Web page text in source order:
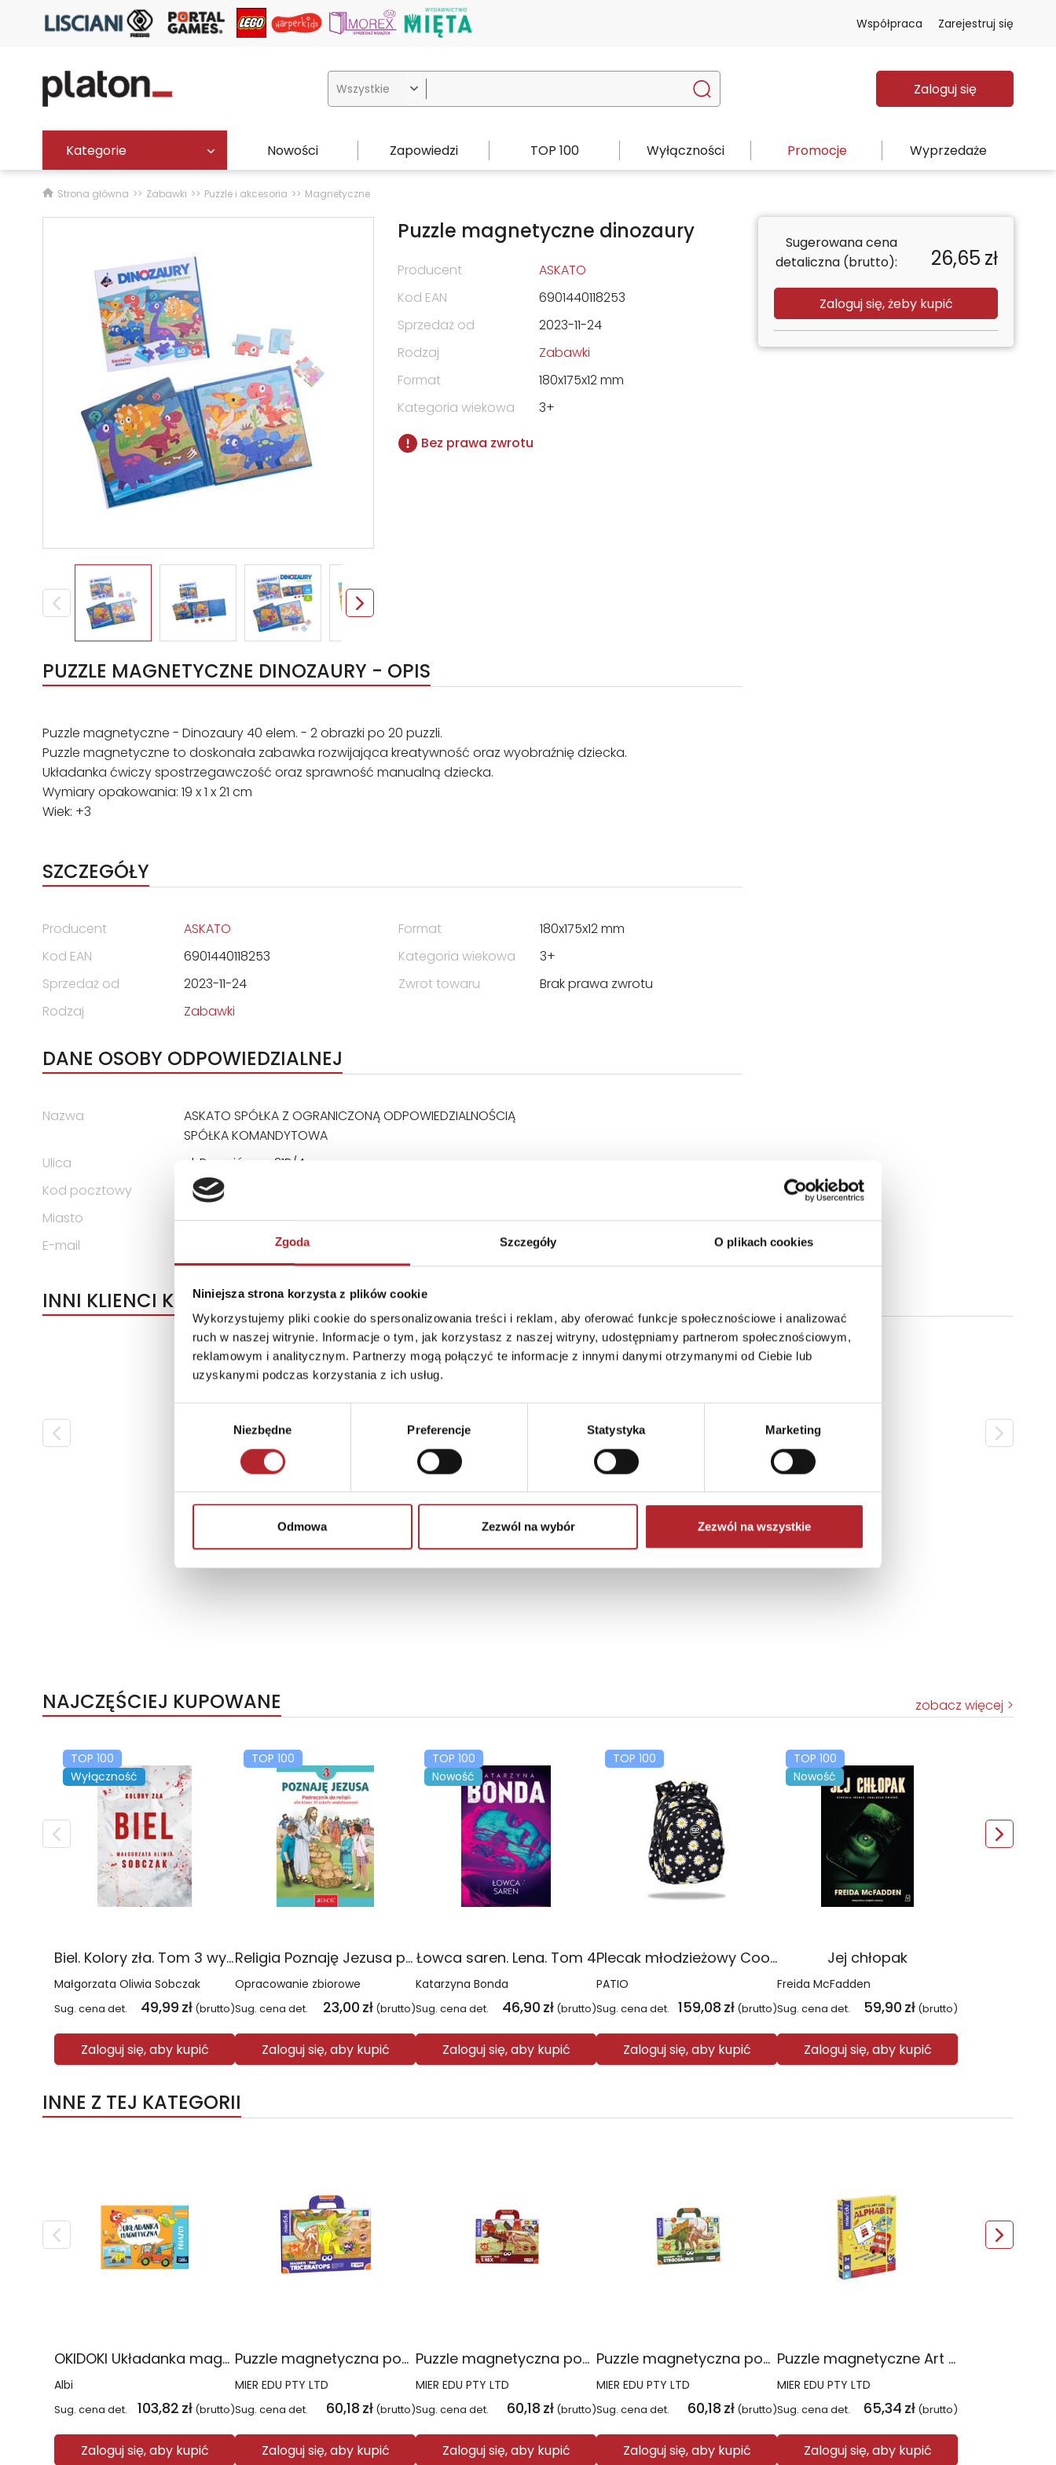
Zgoda Szczegóły O plikach cookies
Niniejsza strona korzysta z plików cookie
Wykorzystujemy pliki cookie do spersonalizowania treści i reklam, aby oferować funkcje społecznościowe i analizować
ruch w naszej witrynie. Informacje o tym, jak korzystasz z naszej witryny, udostępniamy partnerom społecznościowym,
reklamowym i analitycznym. Partnerzy mogą połączyć te informacje z innymi danymi otrzymanymi od Ciebie lub
uzyskanymi podczas korzystania z ich usług.
Niezbędne Preferencje Statystyka Marketing
Odmowa Zezwól na wybór Zezwól na wszystkie
Współpraca Zarejestruj się
 Zaloguj się
Kategorie Nowości Zapowiedzi TOP 100 Wyłączności Promocje Wyprzedaże
Strona główna Zabawki Puzzle i akcesoria Magnetyczne
Puzzle magnetyczne dinozaury
Producent
ASKATO
Kod EAN
6901440118253
Sprzedaż od
2023-11-24
Rodzaj
Zabawki
Format
180x175x12 mm
Kategoria wiekowa
3+
Bez prawa zwrotu
PUZZLE MAGNETYCZNE DINOZAURY - OPIS
Puzzle magnetyczne - Dinozaury 40 elem. - 2 obrazki po 20 puzzli.
Puzzle magnetyczne to doskonała zabawka rozwijająca kreatywność oraz wyobraźnię dziecka.
Układanka ćwiczy spostrzegawczość oraz sprawność manualną dziecka.
Wymiary opakowania: 19 x 1 x 21 cm
Wiek: +3
SZCZEGÓŁY
Producent
ASKATO
Kod EAN
6901440118253
Sprzedaż od
2023-11-24
Rodzaj
Zabawki
Format
180x175x12 mm
Kategoria wiekowa
3+
Zwrot towaru
Brak prawa zwrotu
DANE OSOBY ODPOWIEDZIALNEJ
Nazwa
ASKATO SPÓŁKA Z OGRANICZONĄ ODPOWIEDZIALNOŚCIĄ
SPÓŁKA KOMANDYTOWA
Ulica
ul. Przepiórcza 21B/4
Kod pocztowy
60-162
Miasto
Poznań
E-mail
biuro@askato.pl
Sugerowana cena
detaliczna (brutto):
26,65 zł
Zaloguj się, żeby kupić
INNI KLIENCI KUPOWALI
Brak danych
NAJCZĘŚCIEJ KUPOWANE zobacz więcej
TOP 100
Wyłączność
Biel. Kolory zła. Tom 3 wyd. 2025
Małgorzata Oliwia Sobczak
Sug. cena det. 49,99 zł (brutto)
Zaloguj się, aby kupić
TOP 100
Religia Poznaję Jezusa podręcznik dla klasy 3 szkoły podstawowej
Opracowanie zbiorowe
Sug. cena det. 23,00 zł (brutto)
Zaloguj się, aby kupić
TOP 100
Nowość
Łowca saren. Lena. Tom 4
Katarzyna Bonda
Sug. cena det. 46,90 zł (brutto)
Zaloguj się, aby kupić
TOP 100
Plecak młodzieżowy Coolpack Jerry Daisy Black
PATIO
Sug. cena det. 159,08 zł (brutto)
Zaloguj się, aby kupić
TOP 100
Nowość
Jej chłopak
Freida McFadden
Sug. cena det. 59,90 zł (brutto)
Zaloguj się, aby kupić
INNE Z TEJ KATEGORII
OKIDOKI Układanka magnetyczna
Albi
Sug. cena det. 103,82 zł (brutto)
Zaloguj się, aby kupić
Puzzle magnetyczna podkładka Triceratops
MIER EDU PTY LTD
Sug. cena det. 60,18 zł (brutto)
Zaloguj się, aby kupić
Puzzle magnetyczna podkładka Tyranozaur
MIER EDU PTY LTD
Sug. cena det. 60,18 zł (brutto)
Zaloguj się, aby kupić
Puzzle magnetyczna podkładka Stegozaur
MIER EDU PTY LTD
Sug. cena det. 60,18 zł (brutto)
Zaloguj się, aby kupić
Puzzle magnetyczne Art Case Alfabet
MIER EDU PTY LTD
Sug. cena det. 65,34 zł (brutto)
Zaloguj się, aby kupić